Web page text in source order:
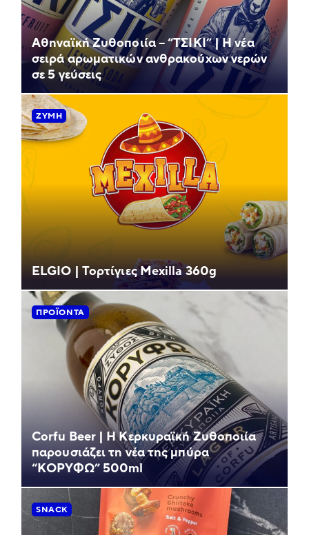
Αθηναϊκή Ζυθοποιία – “ΤΣΙΚΙ” | Η νέα
σειρά αρωματικών ανθρακούχων νερών
σε 5 γεύσεις
ΖΎΜΗ
ELGIO | Τορτίγιες Mexilla 360g
ΠΡΟΪΌΝΤΑ
Corfu Beer | Η Κερκυραϊκή Ζυθοποιία
παρουσιάζει τη νέα της μπύρα
“ΚΟΡΥΦΩ” 500ml
SNACK